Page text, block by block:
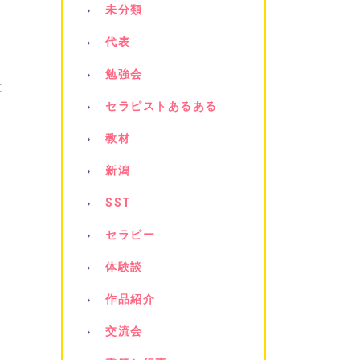
未分類
代表
勉強会
セラピストあるある
教材
新潟
SST
セラピー
体験談
作品紹介
交流会